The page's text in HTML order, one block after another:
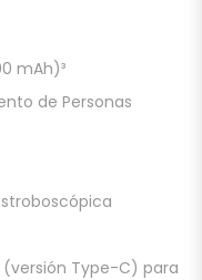
mAh)³
de Personas
(versión Type-C) para